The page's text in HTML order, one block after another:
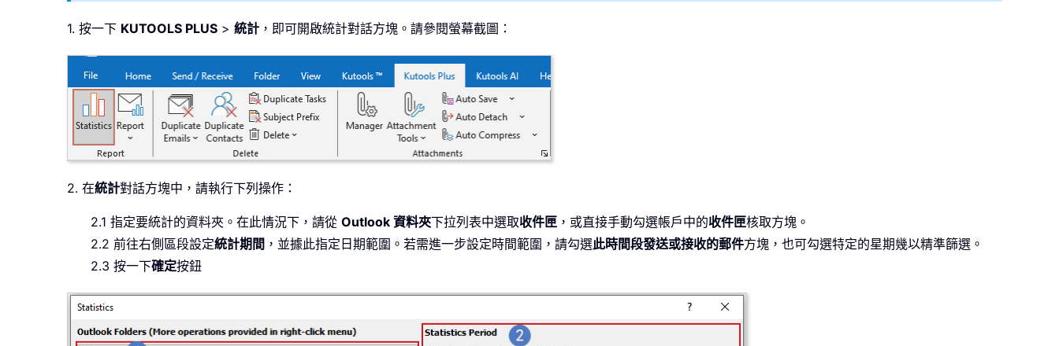
1. 按一下 KUTOOLS PLUS > 統計 ，即可開啟統計對話方塊。請參閱螢幕截圖：
2. 在統計對話方塊中，請執行下列操作：
2.1 指定要統計的資料夾。在此情況下，請從 Outlook 資料夾下拉列表中選取收件匣 ，或直接手動勾選帳戶中的收件匣核取方塊。
2.2 前往右側區段設定統計期間 ，並據此指定日期範圍。若需進一步設定時間範圍，請勾選此時間段發送或接收的郵件方塊，也可勾選特定的星期幾以精準篩選。
2.3 按一下確定按鈕